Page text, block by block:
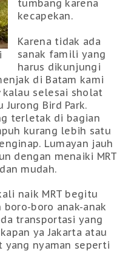
tumbang karena
kecapekan.
Karena tidak ada
sanak famili yang
harus dikunjungi
di Batam kami
kalau selesai sholat
Bird Park.
terletak di bagian
kurang lebih satu
Lumayan jauh
dengan menaiki MRT
mudah.
naik MRT begitu
boro-boro anak-anak
transportasi yang
ya Jakarta atau
yang nyaman seperti